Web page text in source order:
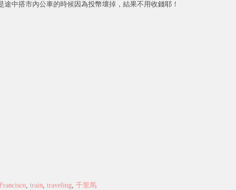
中搭市內公車的時候因為投幣壞掉，結果不用收錢耶！
, train, traveling, 千里馬